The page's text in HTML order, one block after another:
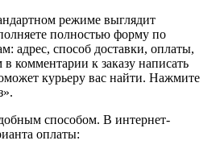
режиме выглядит
полностью форму по
адрес, способ доставки, оплаты,
комментарии к заказу написать
курьеру вас найти. Нажмите
способом. В интернет-
оплаты: